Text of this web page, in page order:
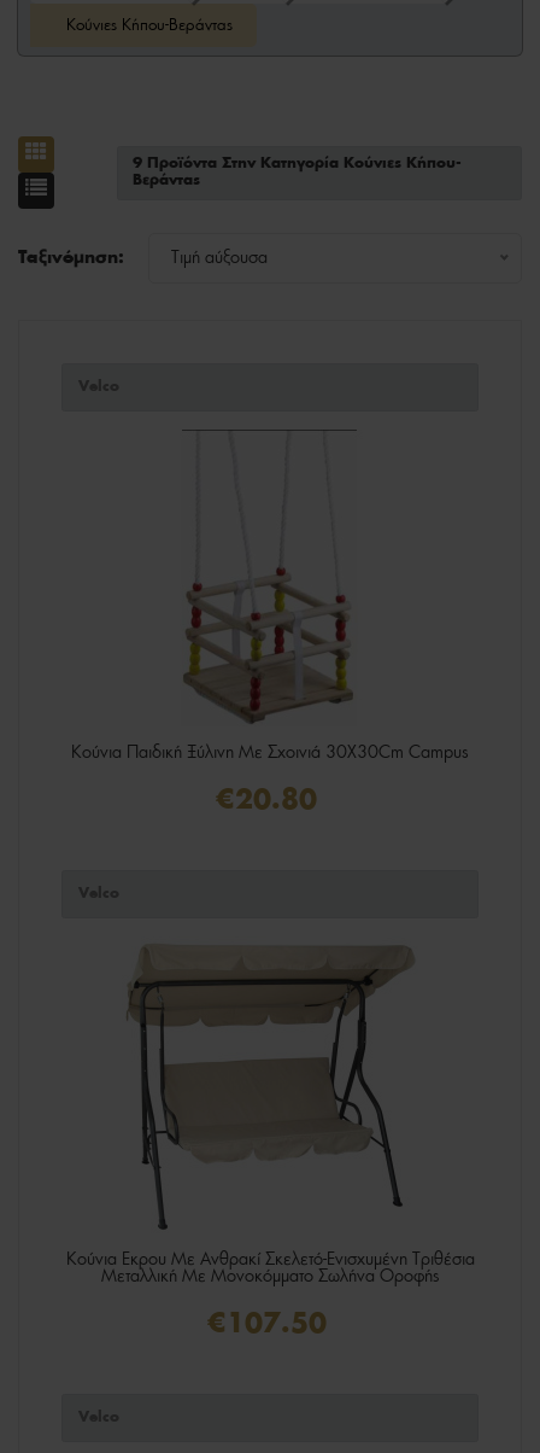
Κούνιες Κήπου-Βεράντας
9 Προϊόντα Στην Κατηγορία Κούνιες Κήπου-
Βεράντας
Ταξινόμηση: Τιμή αύξουσα
Velco
Κούνια Παιδική Ξύλινη Με Σχοινιά 30X30Cm Campus
€20.80
Velco
Κούνια Εκρου Με Ανθρακί Σκελετό-Ενισχυμένη Τριθέσια
Μεταλλική Με Μονοκόμματο Σωλήνα Οροφής
€107.50
Velco